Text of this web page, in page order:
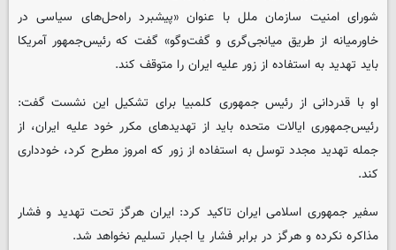
شورای امنیت سازمان ملل با عنوان «پیشبرد راه‌حل‌های سیاسی در
خاورمیانه از طریق میانجی‌گری و گفت‌وگو» گفت که رئیس‌جمهور آمریکا
باید تهدید به استفاده از زور علیه ایران را متوقف کند.
او با قدردانی از رئیس جمهوری کلمبیا برای تشکیل این نشست گفت:
رئیس‌جمهوری ایالات متحده باید از تهدیدهای مکرر خود علیه ایران، از
جمله تهدید مجدد توسل به استفاده از زور که امروز مطرح کرد، خودداری
کند.
سفیر جمهوری اسلامی ایران تاکید کرد: ایران هرگز تحت تهدید و فشار
مذاکره نکرده و هرگز در برابر فشار یا اجبار تسلیم نخواهد شد.